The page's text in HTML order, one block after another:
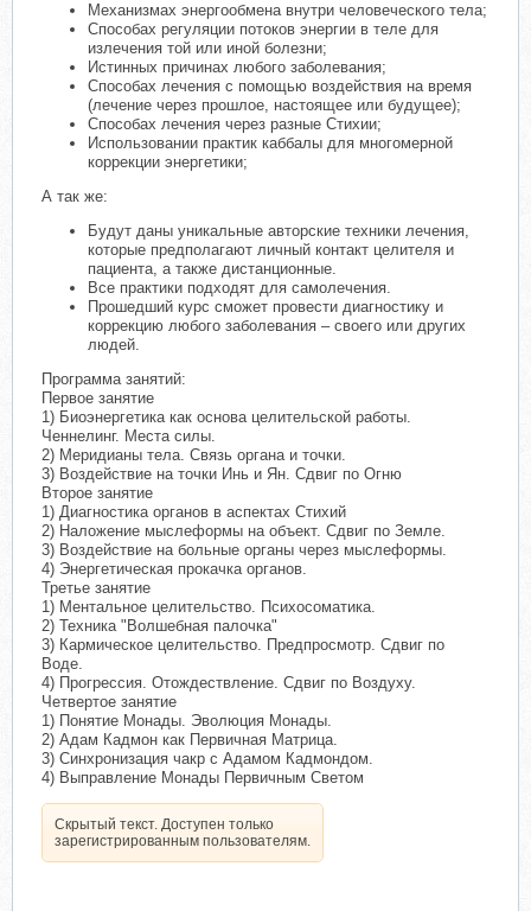
Механизмах энергообмена внутри человеческого тела;
Способах регуляции потоков энергии в теле для
излечения той или иной болезни;
Истинных причинах любого заболевания;
Способах лечения с помощью воздействия на время
(лечение через прошлое, настоящее или будущее);
Способах лечения через разные Стихии;
Использовании практик каббалы для многомерной
коррекции энергетики;
А так же:
Будут даны уникальные авторские техники лечения,
которые предполагают личный контакт целителя и
пациента, а также дистанционные.
Все практики подходят для самолечения.
Прошедший курс сможет провести диагностику и
коррекцию любого заболевания – своего или других
людей.
Программа занятий:
Первое занятие
1) Биоэнергетика как основа целительской работы.
Ченнелинг. Места силы.
2) Меридианы тела. Связь органа и точки.
3) Воздействие на точки Инь и Ян. Сдвиг по Огню
Второе занятие
1) Диагностика органов в аспектах Стихий
2) Наложение мыслеформы на объект. Сдвиг по Земле.
3) Воздействие на больные органы через мыслеформы.
4) Энергетическая прокачка органов.
Третье занятие
1) Ментальное целительство. Психосоматика.
2) Техника "Волшебная палочка"
3) Кармическое целительство. Предпросмотр. Сдвиг по
Воде.
4) Прогрессия. Отождествление. Сдвиг по Воздуху.
Четвертое занятие
1) Понятие Монады. Эволюция Монады.
2) Адам Кадмон как Первичная Матрица.
3) Синхронизация чакр с Адамом Кадмондом.
4) Выправление Монады Первичным Светом
Скрытый текст. Доступен только
зарегистрированным пользователям.